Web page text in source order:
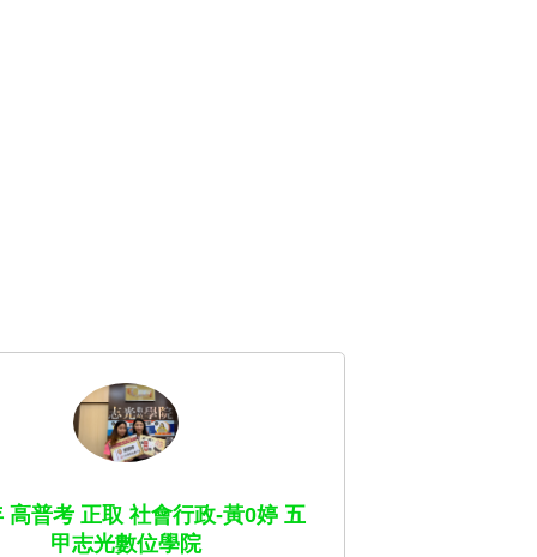
高普考 正取 社會行政-黃0婷 五
甲志光數位學院